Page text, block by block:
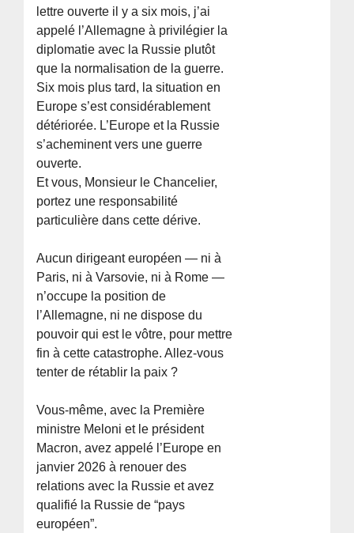
lettre ouverte il y a six mois, j’ai
appelé l’Allemagne à privilégier la
diplomatie avec la Russie plutôt
que la normalisation de la guerre.
Six mois plus tard, la situation en
Europe s’est considérablement
détériorée. L’Europe et la Russie
s’acheminent vers une guerre
ouverte.
Et vous, Monsieur le Chancelier,
portez une responsabilité
particulière dans cette dérive.
Aucun dirigeant européen — ni à
Paris, ni à Varsovie, ni à Rome —
n’occupe la position de
l’Allemagne, ni ne dispose du
pouvoir qui est le vôtre, pour mettre
fin à cette catastrophe. Allez-vous
tenter de rétablir la paix ?
Vous-même, avec la Première
ministre Meloni et le président
Macron, avez appelé l’Europe en
janvier 2026 à renouer des
relations avec la Russie et avez
qualifié la Russie de “pays
européen”.